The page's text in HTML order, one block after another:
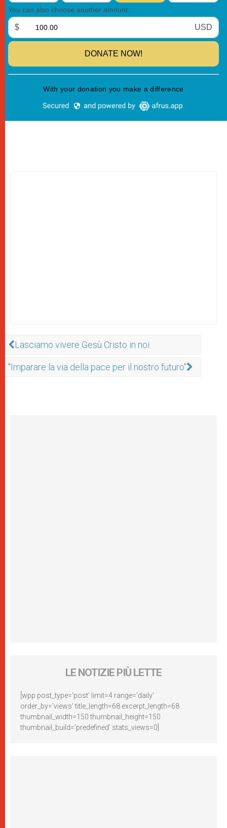
Lasciamo vivere Gesù Cristo in noi
"Imparare la via della pace per il nostro futuro"
LE NOTIZIE PIÙ LETTE
[wpp post_type='post' limit=4 range='daily'
order_by='views' title_length=68 excerpt_length=68
thumbnail_width=150 thumbnail_height=150
thumbnail_build='predefined' stats_views=0]